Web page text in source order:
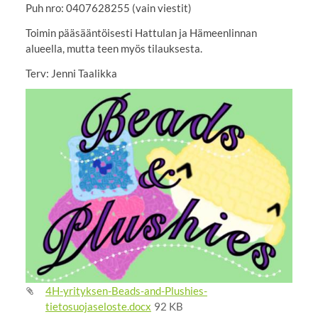
4H-yrityksen-Beads-and-Plushies-
tietosuojaseloste.docx 92 KB
Puh nro: 0407628255 (vain viestit)
Toimin pääsääntöisesti Hattulan ja Hämeenlinnan
alueella, mutta teen myös tilauksesta.
Terv: Jenni Taalikka